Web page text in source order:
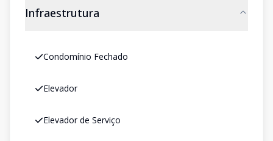
Infraestrutura
Condomínio Fechado
Elevador
Elevador de Serviço